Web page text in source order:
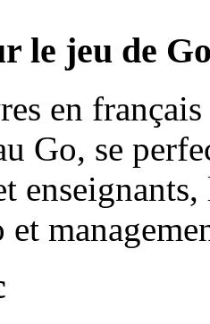
le jeu de
en
Go, se
et